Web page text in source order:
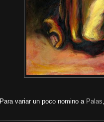
Para variar un poco nomino a Palas